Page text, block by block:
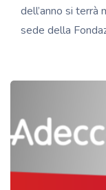
dell’anno si
sede della